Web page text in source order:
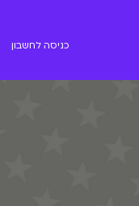
כניסה לחשבון